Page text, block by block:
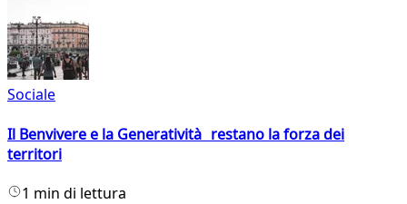
Sociale
Il Benvivere e la Generatività restano la forza dei
territori
1 min di lettura